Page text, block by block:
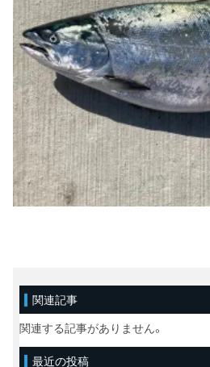
関連記事
関連する記事がありません。
最近の投稿